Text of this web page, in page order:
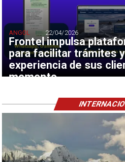
Frontel impulsa
para facilitar trámites
experiencia de sus
momento
ANGOL 22/04/2026